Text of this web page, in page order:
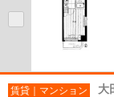
賃貸｜マンション 大